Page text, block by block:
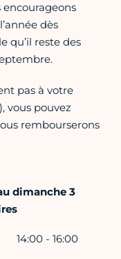
encourageons
dès
qu’il reste des
pas à votre
vous pouvez
rembourserons
dimanche 3
14:00 - 16:00